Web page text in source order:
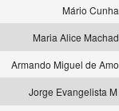
Mário Cunha
Maria Alice
Armando Miguel de
Jorge Evangelista